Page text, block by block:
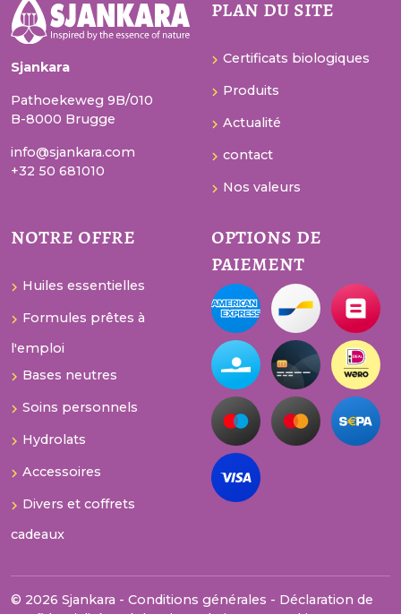
Sjankara
Pathoekeweg 9B/010
B-8000 Brugge
info@sjankara.com
+32 50 681010
plan du site
Certificats biologiques
Produits
Actualité
contact
Nos valeurs
notre offre
Huiles essentielles
Formules prêtes à
l'emploi
Bases neutres
Soins personnels
Hydrolats
Accessoires
Divers et coffrets
cadeaux
options de
paiement
© 2026 Sjankara - Conditions générales - Déclaration de